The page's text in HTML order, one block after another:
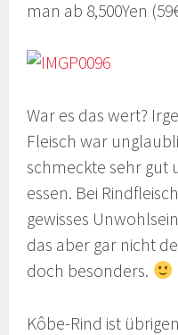
man ab 8,500Yen
War es das wert?
Fleisch war
schmeckte sehr gut
essen. Bei
gewisses
das aber gar nicht
doch besonders.
Kôbe-Rind ist